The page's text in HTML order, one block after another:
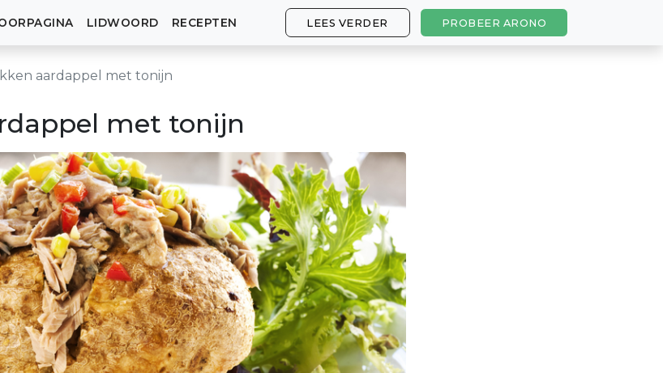
LIDWOORD RECEPTEN LEES VERDER PROBEER ARONO
aardappel met tonijn
met tonijn